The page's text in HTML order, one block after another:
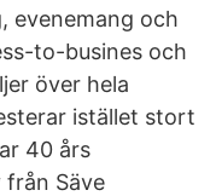
evenemang och
to-busines och
över hela
istället stort
40 års
Säve